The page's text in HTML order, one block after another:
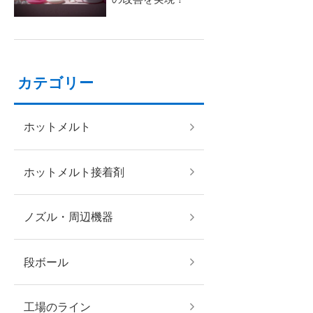
カテゴリー
ホットメルト
ホットメルト接着剤
ノズル・周辺機器
段ボール
工場のライン